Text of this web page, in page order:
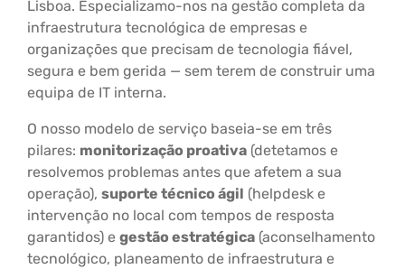
Lisboa. Especializamo-nos na gestão completa da
infraestrutura tecnológica de empresas e
organizações que precisam de tecnologia fiável,
segura e bem gerida — sem terem de construir uma
equipa de IT interna.
O nosso modelo de serviço baseia-se em três
pilares: monitorização proativa (detetamos e
resolvemos problemas antes que afetem a sua
operação), suporte técnico ágil (helpdesk e
intervenção no local com tempos de resposta
garantidos) e gestão estratégica (aconselhamento
tecnológico, planeamento de infraestrutura e